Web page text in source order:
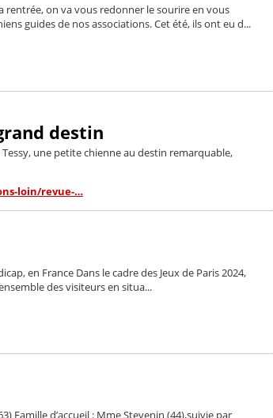
rentrée, on va vous redonner le sourire en vous
guides de nos associations. Cet été, ils ont eu d...
destin
une petite chienne au destin remarquable,
loin/revue-…
en France Dans le cadre des Jeux de Paris 2024,
des visiteurs en situa...
Famille d’accueil : Mme Stevenin (44),suivie par